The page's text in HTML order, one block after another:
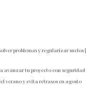
problemas y regularizar suelos |
avanzar tu proyecto con seguridad
verano y evita retrasos en agosto